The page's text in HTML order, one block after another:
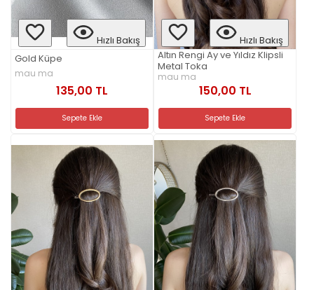
Hızlı Bakış
Gold Küpe
mau ma
135,00 TL
Sepete Ekle
Hızlı Bakış
Altın Rengi Ay ve Yıldız Klipsli
Metal Toka
mau ma
150,00 TL
Sepete Ekle